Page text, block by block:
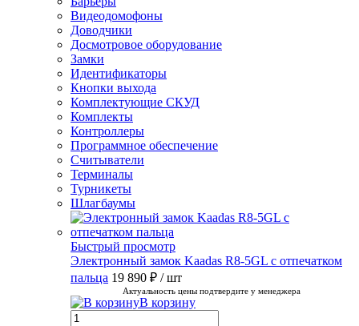
Видеодомофоны
Доводчики
Досмотровое оборудование
Замки
Идентификаторы
Кнопки выхода
Комплектующие СКУД
Комплекты
Контроллеры
Программное обеспечение
Считыватели
Терминалы
Турникеты
Шлагбаумы
Быстрый просмотр
Электронный замок Kaadas R8-5GL с отпечатком
пальца 19 890 ₽ / шт
Актуальность цены подтвердите у менеджера
В корзину